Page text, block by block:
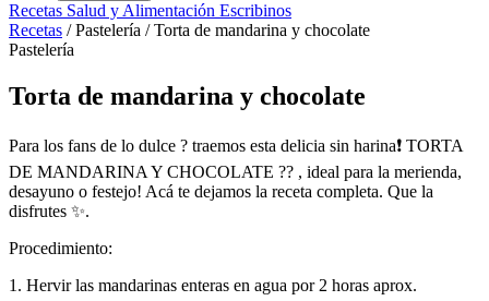
Recetas Salud y Alimentación Escribinos
Recetas / Pastelería / Torta de mandarina y chocolate
Pastelería
Torta de mandarina y chocolate
Para los fans de lo dulce ? traemos esta delicia sin harina❗ TORTA
DE MANDARINA Y CHOCOLATE ?? , ideal para la merienda,
desayuno o festejo! Acá te dejamos la receta completa. Que la
disfrutes ✨.
Procedimiento:
1. Hervir las mandarinas enteras en agua por 2 horas aprox.